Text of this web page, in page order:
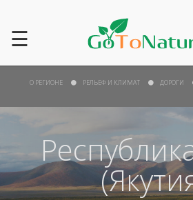
☰
О РЕГИОНЕ РЕЛЬЕФ И КЛИМАТ ДОРОГИ